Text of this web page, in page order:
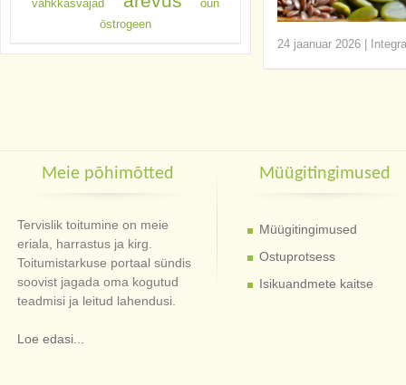
24 jaanuar 2026
vähkkasvajad
õun
östrogeen
Meie põhimõtted
Tervislik toitumine on meie
eriala, harrastus ja kirg.
Toitumistarkuse portaal sündis
soovist jagada oma kogutud
teadmisi ja leitud lahendusi.
Loe edasi...
Müügitingimused
Müügitingimused
Ostuprotsess
Isikuandmete kaitse